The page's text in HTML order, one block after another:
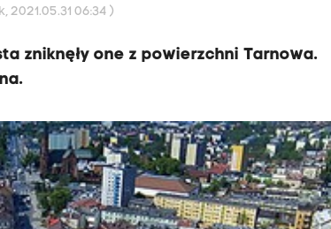
2021.05.31 06:34 )
zniknęły one z powierzchni Tarnowa.